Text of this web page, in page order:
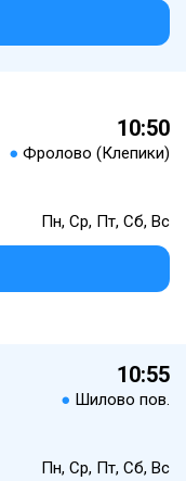
10:50
● Фролово (Клепики)
Пн, Ср, Пт, Сб, Вс
10:55
● Шилово пов.
Пн, Ср, Пт, Сб, Вс